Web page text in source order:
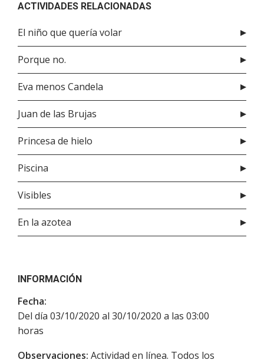
ACTIVIDADES RELACIONADAS
El niño que quería volar
Porque no.
Eva menos Candela
Juan de las Brujas
Princesa de hielo
Piscina
Visibles
En la azotea
INFORMACIÓN
Fecha:
Del día 03/10/2020 al 30/10/2020 a las 03:00
horas
Observaciones: Actividad en línea. Todos los